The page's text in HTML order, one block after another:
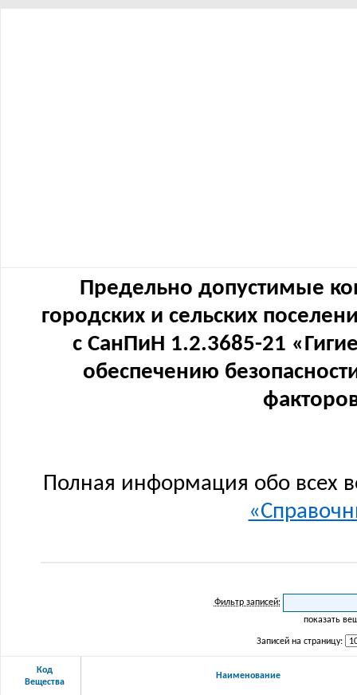
Предельно допустимые
городских и сельских
с СанПиН 1.2.3685-21
обеспечению
Полная информация обо всех
Фильтр записей:
показать
Записей на страницу:
Код
Вещества
Наименование